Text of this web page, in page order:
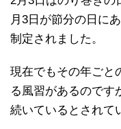
月3日が節分の日に
制定されました。
現在でもその年ごと
る風習があるのです
続いているとされて